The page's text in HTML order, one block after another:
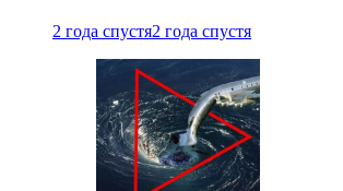
2 года спустя2 года спустя